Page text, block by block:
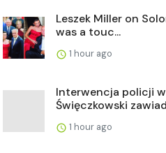
Leszek Miller on
was a touc...
1 hour ago
Interwencja policji
Święczkowski
1 hour ago